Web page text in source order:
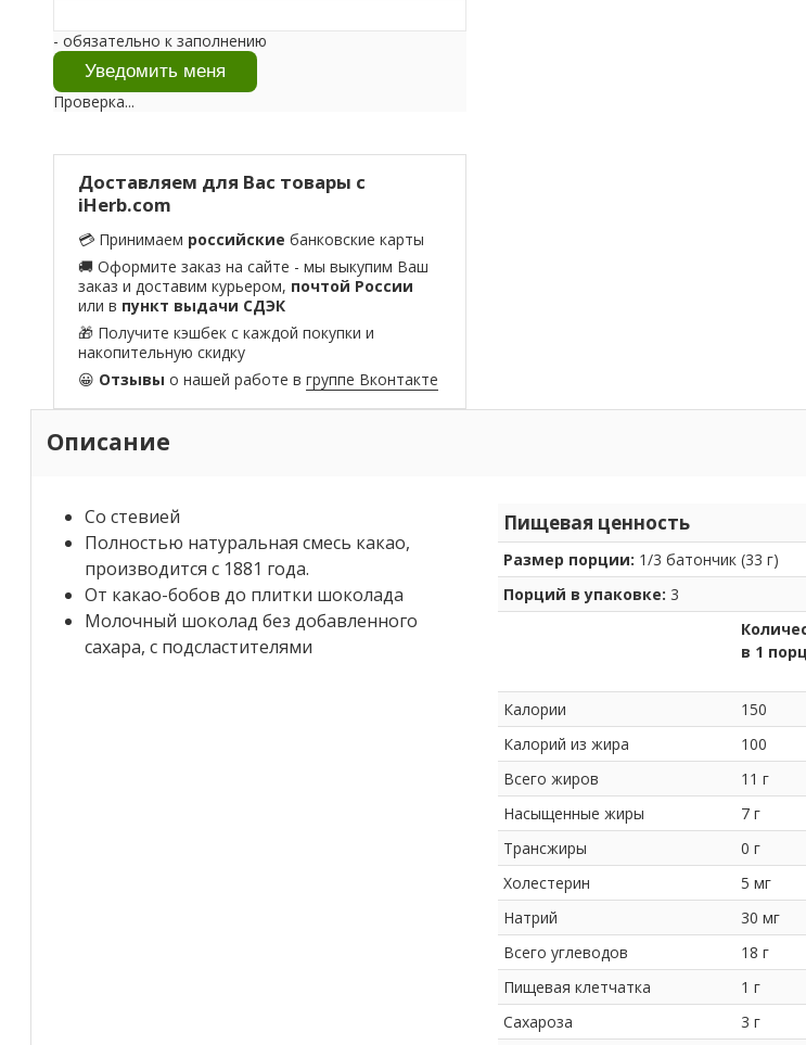
- обязательно к заполнению
Проверка...
Доставляем для Вас товары с
iHerb.com
💳 Принимаем российские банковские карты
🚚 Оформите заказ на сайте - мы выкупим Ваш
заказ и доставим курьером, почтой России
или в пункт выдачи СДЭК
🎁 Получите кэшбек с каждой покупки и
накопительную скидку
😀 Отзывы о нашей работе вгруппе Вконтакте
Описание
Пищевая ценность
Размер порции: 1/3 батончик (33 г)
Порций в упаковке: 3
в 1
Калории
150
Калорий из жира
100
Всего жиров
11 г
Насыщенные жиры
7 г
Трансжиры
0 г
Холестерин
5 мг
Натрий
30 мг
Всего углеводов
18 г
Пищевая клетчатка
1 г
Сахароза
3 г
Со стевией
Полностью натуральная смесь какао,
производится с 1881 года.
От какао-бобов до плитки шоколада
Молочный шоколад без добавленного
сахара, с подсластителями